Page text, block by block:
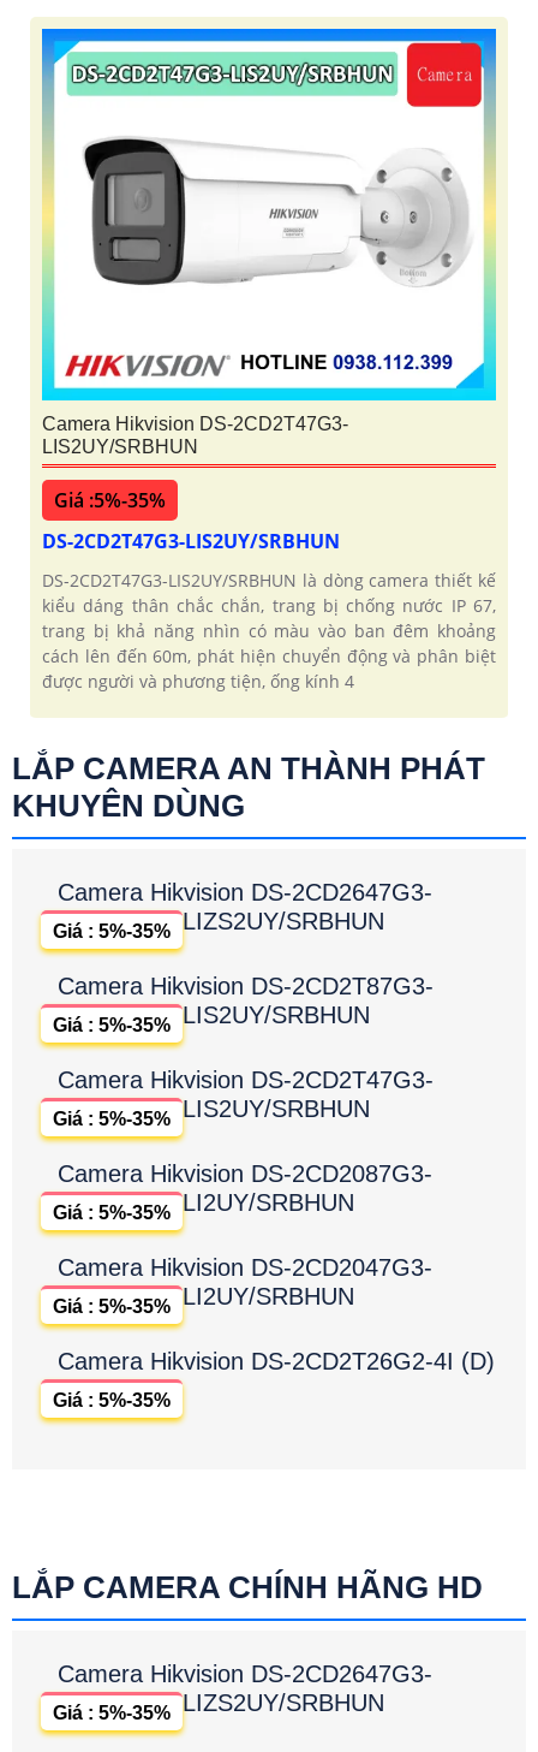
Camera Hikvision DS-2CD2T47G3-
LIS2UY/SRBHUN
Giá :5%-35%
DS-2CD2T47G3-LIS2UY/SRBHUN
DS-2CD2T47G3-LIS2UY/SRBHUN là dòng camera thiết kế
kiểu dáng thân chắc chắn, trang bị chống nước IP 67,
trang bị khả năng nhìn có màu vào ban đêm khoảng
cách lên đến 60m, phát hiện chuyển động và phân biệt
được người và phương tiện, ống kính 4
LẮP CAMERA AN THÀNH PHÁT
KHUYÊN DÙNG
Camera Hikvision DS-2CD2647G3-
LIZS2UY/SRBHUN
Giá : 5%-35%
Camera Hikvision DS-2CD2T87G3-
LIS2UY/SRBHUN
Giá : 5%-35%
Camera Hikvision DS-2CD2T47G3-
LIS2UY/SRBHUN
Giá : 5%-35%
Camera Hikvision DS-2CD2087G3-
LI2UY/SRBHUN
Giá : 5%-35%
Camera Hikvision DS-2CD2047G3-
LI2UY/SRBHUN
Giá : 5%-35%
Camera Hikvision DS-2CD2T26G2-4I (D)
Giá : 5%-35%
LẮP CAMERA CHÍNH HÃNG HD
Camera Hikvision DS-2CD2647G3-
LIZS2UY/SRBHUN
Giá : 5%-35%